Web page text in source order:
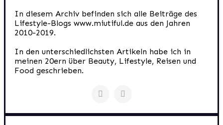
In diesem Archiv befinden sich alle Beiträge des
Lifestyle-Blogs www.miutiful.de aus den Jahren
2010-2019.
In den unterschiedlichsten Artikeln habe ich in
meinen 20ern über Beauty, Lifestyle, Reisen und
Food geschrieben.